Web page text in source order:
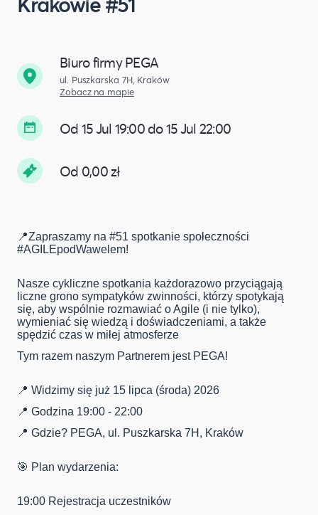
Biuro firmy PEGA
ul. Puszkarska 7H, Kraków
Zobacz na mapie
Od 15 Jul 19:00 do 15 Jul 22:00
Od 0,00 zł
📍Zapraszamy na #51 spotkanie społeczności
#AGILEpodWawelem!
Nasze cykliczne spotkania każdorazowo przyciągają
liczne grono sympatyków zwinności, którzy spotykają
się, aby wspólnie rozmawiać o Agile (i nie tylko),
wymieniać się wiedzą i doświadczeniami, a także
spędzić czas w miłej atmosferze
Tym razem naszym Partnerem jest PEGA!
📍 Widzimy się już 15 lipca (środa) 2026
📍 Godzina 19:00 - 22:00
📍 Gdzie? PEGA, ul. Puszkarska 7H, Kraków
🎯 Plan wydarzenia:
19:00 Rejestracja uczestników